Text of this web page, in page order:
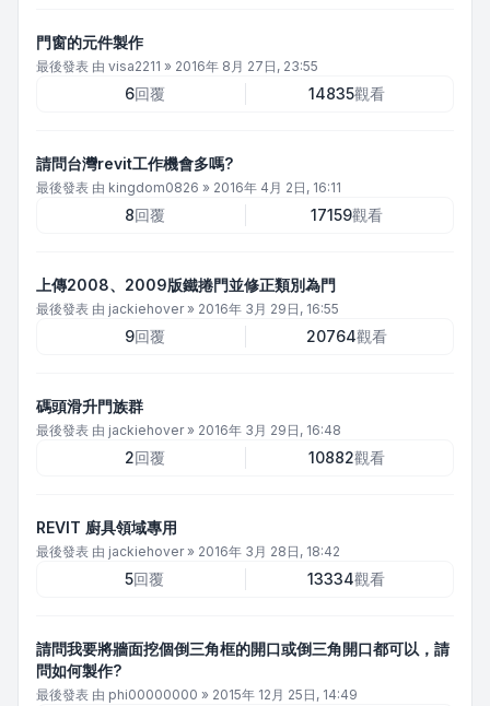
門窗的元件製作
最後發表 由 visa2211 » 2016年 8月 27日, 23:55
6回覆 14835觀看
請問台灣revit工作機會多嗎?
最後發表 由 kingdom0826 » 2016年 4月 2日, 16:11
8回覆 17159觀看
上傳2008、2009版鐵捲門並修正類別為門
最後發表 由 jackiehover» 2016年 3月 29日, 16:55
9回覆 20764觀看
碼頭滑升門族群
最後發表 由 jackiehover» 2016年 3月 29日, 16:48
2回覆 10882觀看
REVIT 廚具領域專用
最後發表 由 jackiehover» 2016年 3月 28日, 18:42
5回覆 13334觀看
請問我要將牆面挖個倒三角框的開口或倒三角開口都可以，請
問如何製作?
最後發表 由 phi00000000 » 2015年 12月 25日, 14:49